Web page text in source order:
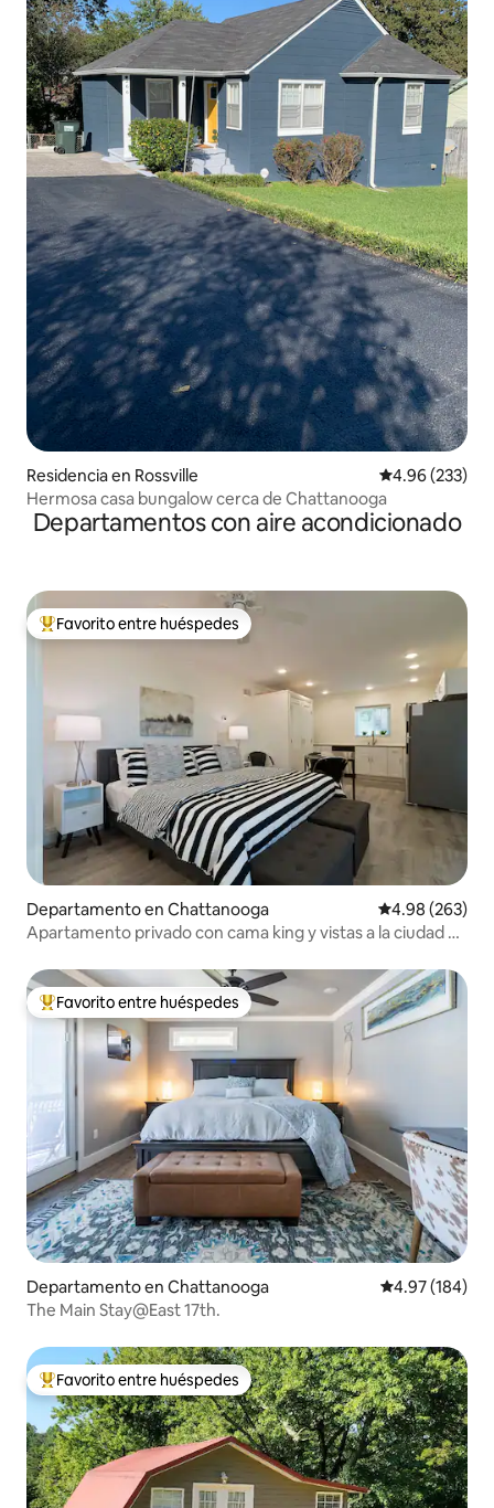
Residencia en Rossville Calificación
4.96 (233)
Hermosa casa bungalow cerca de Chattanooga
Departamentos con aire acondicionado
De los mejores en Favorito entre huéspedes
Favorito entre huéspedes
Departamento en Chattanooga Calificación
4.98 (263)
Apartamento privado con cama king y vistas a la ciudad a
De los mejores en Favorito entre huéspedes
Favorito entre huéspedes
Departamento en Chattanooga Calificación
4.97 (184)
The Main Stay@East 17th.
De los mejores en Favorito entre huéspedes
Favorito entre huéspedes